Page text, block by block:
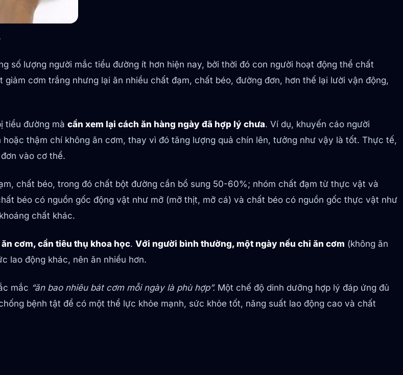
số lượng người mắc tiểu đường ít hơn hiện nay, bởi thời đó con người hoạt động thể chất
cơm trắng nhưng lại ăn nhiều chất đạm, chất béo, đường đơn, hơn thế lại lười vận động,
tiểu đường mà cần xem lại cách ăn hàng ngày đã hợp lý chưa. Ví dụ, khuyến cáo người
thậm chí không ăn cơm, thay vì đó tăng lượng quả chín lên, tưởng như vậy là tốt. Thực tế,
vào cơ thể.
chất béo, trong đó chất bột đường cần bổ sung 50-60%; nhóm chất đạm từ thực vật và
béo có nguồn gốc động vật như mỡ (mỡ thịt, mỡ cá) và chất béo có nguồn gốc thực vật như
chất khác.
cơm, cần tiêu thụ khoa học. Với người bình thường, một ngày nếu chỉ ăn cơm (không ăn
lao động khác, nên ăn nhiều hơn.
mắc “ăn bao nhiêu bát cơm mỗi ngày là phù hợp”. Một chế độ dinh dưỡng hợp lý đáp ứng đủ
bệnh tật để có một thể lực khỏe mạnh, sức khỏe tốt, năng suất lao động cao và chất